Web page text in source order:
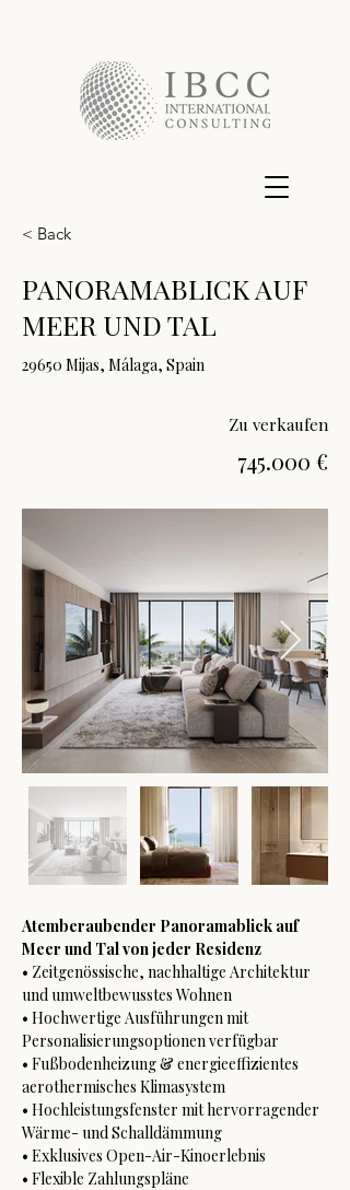
< Back
PANORAMABLICK AUF
MEER UND TAL
29650 Mijas, Málaga, Spain
Zu verkaufen
745.000 €
Atemberaubender Panoramablick auf
Meer und Tal von jeder Residenz
• Zeitgenössische, nachhaltige Architektur
und umweltbewusstes Wohnen
• Hochwertige Ausführungen mit
Personalisierungsoptionen verfügbar
• Fußbodenheizung & energieeffizientes
aerothermisches Klimasystem
• Hochleistungsfenster mit hervorragender
Wärme- und Schalldämmung
• Exklusives Open-Air-Kinoerlebnis
• Flexible Zahlungspläne